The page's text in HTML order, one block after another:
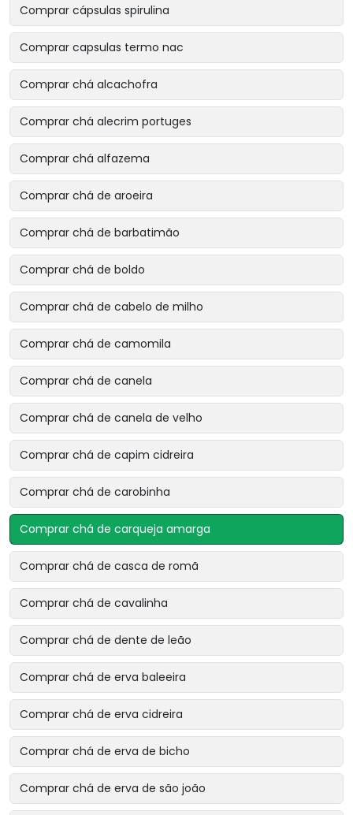
Comprar cápsulas spirulina
Comprar capsulas termo nac
Comprar chá alcachofra
Comprar chá alecrim portuges
Comprar chá alfazema
Comprar chá de aroeira
Comprar chá de barbatimão
Comprar chá de boldo
Comprar chá de cabelo de milho
Comprar chá de camomila
Comprar chá de canela
Comprar chá de canela de velho
Comprar chá de capim cidreira
Comprar chá de carobinha
Comprar chá de carqueja amarga
Comprar chá de casca de romã
Comprar chá de cavalinha
Comprar chá de dente de leão
Comprar chá de erva baleeira
Comprar chá de erva cidreira
Comprar chá de erva de bicho
Comprar chá de erva de são joão